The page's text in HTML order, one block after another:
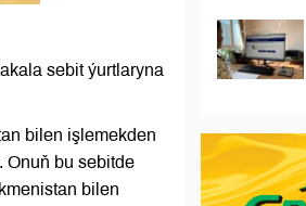
sebit ýurtlaryna
bilen işlemekden
Onuň bu sebitde
bilen